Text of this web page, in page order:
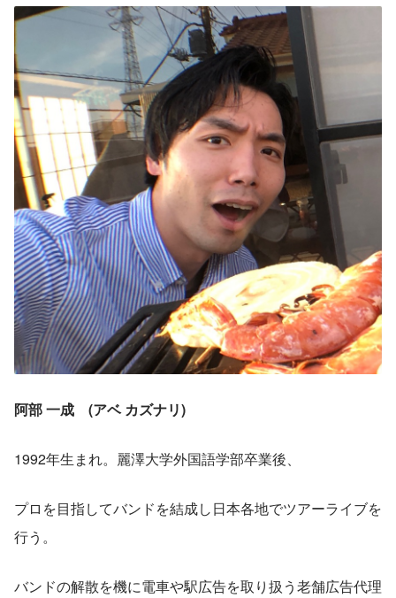
阿部 一成　(アベ カズナリ)
1992年生まれ。麗澤大学外国語学部卒業後、
プロを目指してバンドを結成し日本各地でツアーライブを
行う。
バンドの解散を機に電車や駅広告を取り扱う老舗広告代理